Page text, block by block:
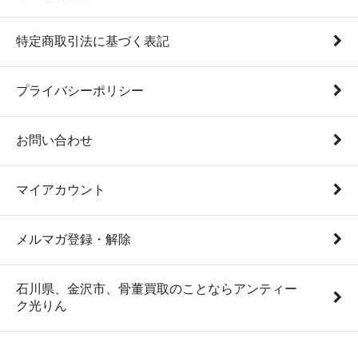
特定商取引法に基づく表記
プライバシーポリシー
お問い合わせ
マイアカウント
メルマガ登録・解除
石川県、金沢市、骨董買取のことならアンティー
ク光りん